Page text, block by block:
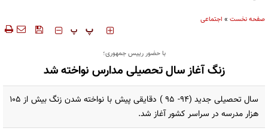
صفحه نخست » اجتماعی
‍‍‍ پ پ
با حضور رییس جمهوری؛
زنگ آغاز سال تحصیلی مدارس نواخته شد
سال تحصیلی جدید (94- 95 ) دقایقی پیش با نواخته شدن زنگ بیش از 105
هزار مدرسه در سراسر کشور آغاز شد.